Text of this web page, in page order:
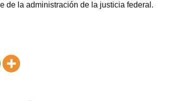
de la administración de la justicia federal.